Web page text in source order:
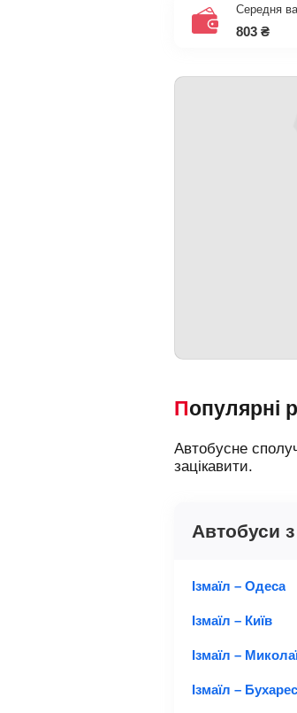
Середня
803 ₴
Популярні
Автобусне
зацікавити.
Автобуси з
Ізмаїл – Одеса
Ізмаїл – Київ
Ізмаїл –
Ізмаїл –